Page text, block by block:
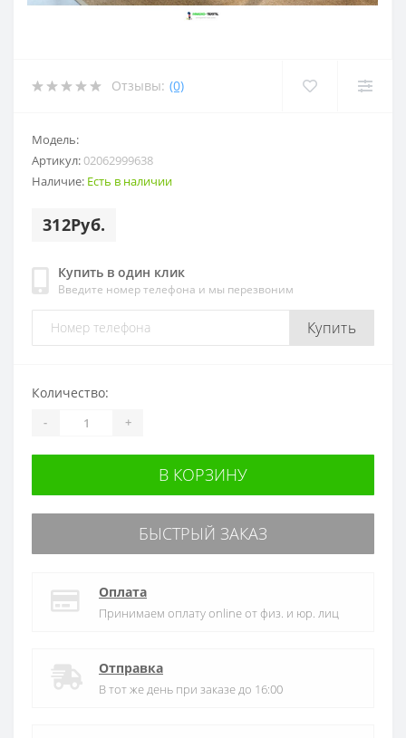
Отзывы: (0)
Модель:
Артикул:02062999638
Наличие: Есть в наличии
312Руб.
Купить в один клик
Введите номер телефона и мы перезвоним
Купить
Количество:
- +
В КОРЗИНУ
БЫСТРЫЙ ЗАКАЗ
Оплата
Принимаем оплату online от физ. и юр. лиц
Отправка
В тот же день при заказе до 16:00